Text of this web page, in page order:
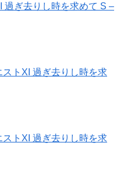
過ぎ去りし時を求めて S –
ストXI 過ぎ去りし時を求
ストXI 過ぎ去りし時を求